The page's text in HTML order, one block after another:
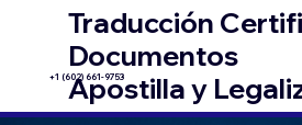
Traducción
Documentos
Apostilla y
+1 (602) 661-9753